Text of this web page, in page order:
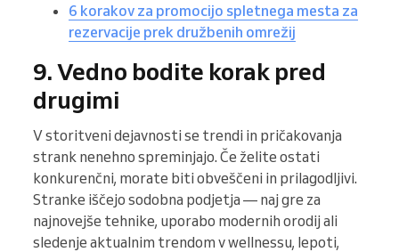
6 korakov za promocijo spletnega mesta za
rezervacije prek družbenih omrežij
9. Vedno bodite korak pred
drugimi
V storitveni dejavnosti se trendi in pričakovanja
strank nenehno spreminjajo. Če želite ostati
konkurenčni, morate biti obveščeni in prilagodljivi.
Stranke iščejo sodobna podjetja — naj gre za
najnovejše tehnike, uporabo modernih orodij ali
sledenje aktualnim trendom v wellnessu, lepoti,